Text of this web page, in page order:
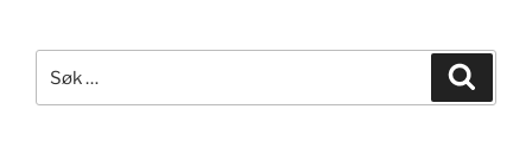
etter: